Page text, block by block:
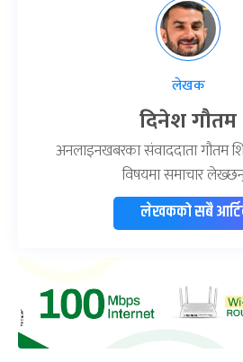
लेखक
दिनेश गौतम
अनलाइनखबरका संवाददाता गौतम
विषयमा समाचार
लेखकको सबै